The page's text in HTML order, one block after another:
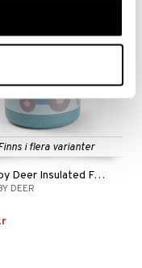
i flera varianter
Done by Deer Insulated Food Jar
DEER